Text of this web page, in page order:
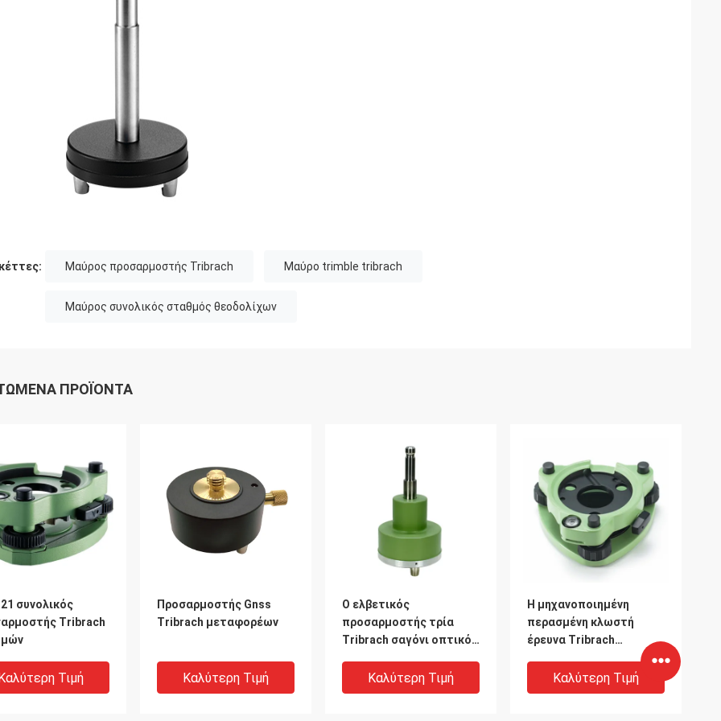
Μαύρος προσαρμοστής Tribrach Μαύρο trimble tribrach
Μαύρος συνολικός σταθμός θεοδολίχων
ΠΡΟΪΌΝΤΑ
συνολικός
Tribrach
Τιμή
Προσαρμοστής Gnss
Tribrach μεταφορέων
Καλύτερη Τιμή
Ο ελβετικός
προσαρμοστής τρία
Tribrach σαγόνι οπτικό
στο συνολικό σταθμό
Καλύτερη Τιμή
Η μηχανοποιημένη
περασμένη κλωστή
έρευνα Tribrach
προσαρμοστών GDF311
Πολωνού χωρίς οπτικό
πέφτει κατακόρυφα
Καλύτερη Τιμή